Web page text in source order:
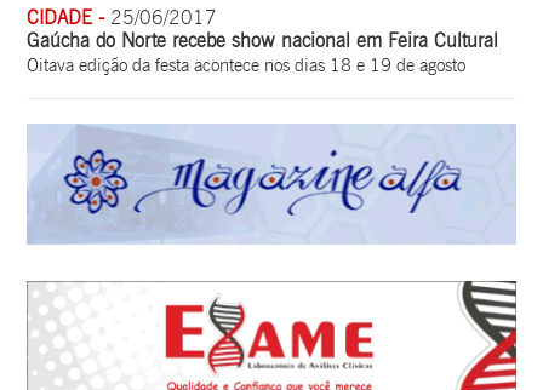
CIDADE - 25/06/2017
Gaúcha do Norte recebe show nacional em Feira Cultural
Oitava edição da festa acontece nos dias 18 e 19 de agosto